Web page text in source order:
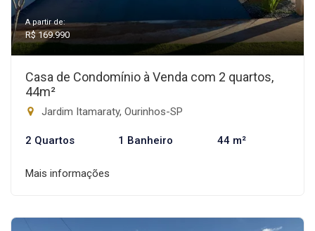
A partir de:
R$ 169.990
Casa de Condomínio à Venda com 2 quartos,
44m²
Jardim Itamaraty, Ourinhos-SP
2 Quartos 1 Banheiro 44 m²
Mais informações